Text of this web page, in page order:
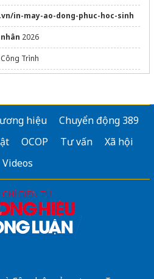
in-may-ao-dong-phuc-hoc-sinh
2026
Trình
giá tốt
hiệu
Chuyển động 389
OCOP Tư vấn
Xã hội
Videos